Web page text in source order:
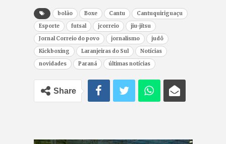
bolão Boxe Cantu
Cantuquiriguaçu
Esporte
futsal jcorreio
jiu-jítsu
Jornal Correio do povo
jornalismo
judô
Kickboxing
Laranjeiras do Sul
Notícias
novidades
Paraná últimas notícias
Share